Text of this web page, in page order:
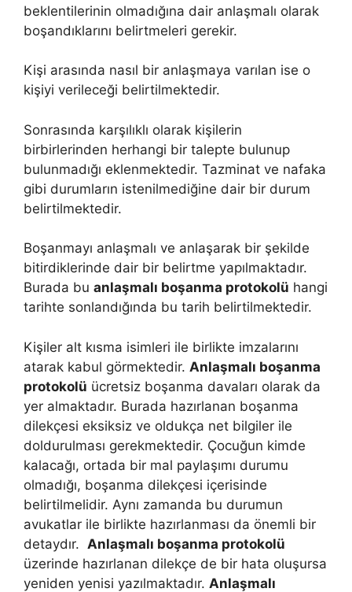
beklentilerinin olmadığına dair anlaşmalı olarak
boşandıklarını belirtmeleri gerekir.
Kişi arasında nasıl bir anlaşmaya varılan ise o
kişiyi verileceği belirtilmektedir.
Sonrasında karşılıklı olarak kişilerin
birbirlerinden herhangi bir talepte bulunup
bulunmadığı eklenmektedir. Tazminat ve nafaka
gibi durumların istenilmediğine dair bir durum
belirtilmektedir.
Boşanmayı anlaşmalı ve anlaşarak bir şekilde
bitirdiklerinde dair bir belirtme yapılmaktadır.
Burada bu anlaşmalı boşanma protokolü hangi
tarihte sonlandığında bu tarih belirtilmektedir.
Kişiler alt kısma isimleri ile birlikte imzalarını
atarak kabul görmektedir. Anlaşmalı boşanma
protokolü ücretsiz boşanma davaları olarak da
yer almaktadır. Burada hazırlanan boşanma
dilekçesi eksiksiz ve oldukça net bilgiler ile
doldurulması gerekmektedir. Çocuğun kimde
kalacağı, ortada bir mal paylaşımı durumu
olmadığı, boşanma dilekçesi içerisinde
belirtilmelidir. Aynı zamanda bu durumun
avukatlar ile birlikte hazırlanması da önemli bir
detaydır. Anlaşmalı boşanma protokolü
üzerinde hazırlanan dilekçe de bir hata oluşursa
yeniden yenisi yazılmaktadır. Anlaşmalı